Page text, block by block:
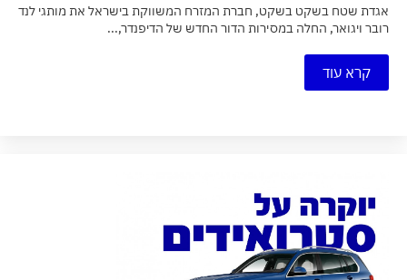
אגדת שטח בשקט בשקט, חברת המזרח המשווקת בישראל את מותגי לנד
רובר ויגואר, החלה במסירות הדור החדש של הדיפנדר,...
קרא עוד